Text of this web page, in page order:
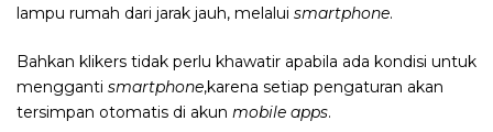
lampu rumah dari jarak jauh, melalui smartphone.
Bahkan klikers tidak perlu khawatir apabila ada kondisi untuk
mengganti smartphone,karena setiap pengaturan akan
tersimpan otomatis di akun mobile apps.